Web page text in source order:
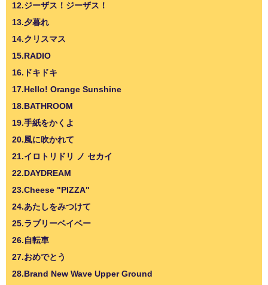
12.ジーザス！ジーザス！
13.夕暮れ
14.クリスマス
15.RADIO
16.ドキドキ
17.Hello! Orange Sunshine
18.BATHROOM
19.手紙をかくよ
20.風に吹かれて
21.イロトリドリ ノ セカイ
22.DAYDREAM
23.Cheese "PIZZA"
24.あたしをみつけて
25.ラブリーベイベー
26.自転車
27.おめでとう
28.Brand New Wave Upper Ground